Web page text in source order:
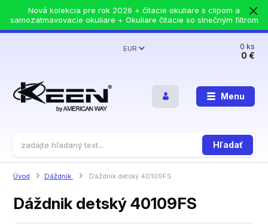
Nová kolekcia pre rok 2026 + čítacie okuliare s clipom a
samozatmavovacie okuliare + Okuliare čítacie so slnečným filtrom
Menu
EUR
Hľadať
0ks
0 €
Úvod Dáždnik Dáždnik detský 40109FS
Dáždnik detský 40109FS